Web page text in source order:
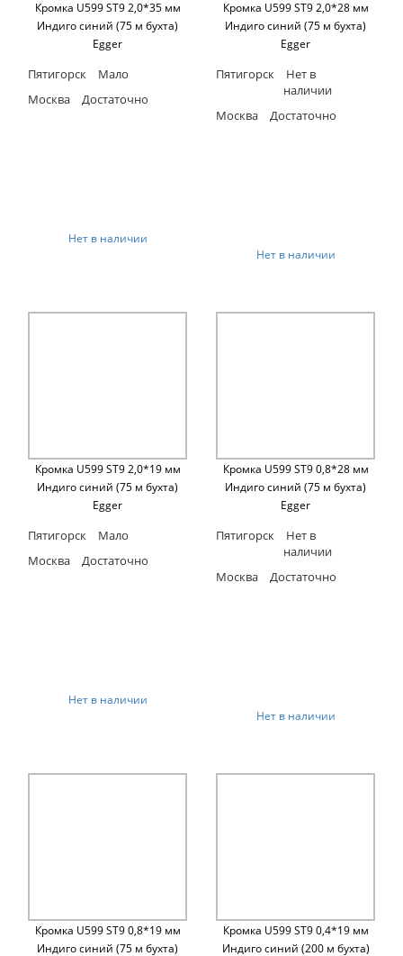
Кромка U599 ST9 2,0*35 мм
Индиго синий (75 м бухта)
Egger
Пятигорск
Мало
Москва
Достаточно
Нет в наличии
Кромка U599 ST9 2,0*28 мм
Индиго синий (75 м бухта)
Egger
Пятигорск
Нет в
наличии
Москва
Достаточно
Нет в наличии
Кромка U599 ST9 2,0*19 мм
Индиго синий (75 м бухта)
Egger
Пятигорск
Мало
Москва
Достаточно
Нет в наличии
Кромка U599 ST9 0,8*28 мм
Индиго синий (75 м бухта)
Egger
Пятигорск
Нет в
наличии
Москва
Достаточно
Нет в наличии
Кромка U599 ST9 0,8*19 мм
Индиго синий (75 м бухта)
Кромка U599 ST9 0,4*19 мм
Индиго синий (200 м бухта)